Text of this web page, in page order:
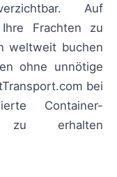
Auf
Frachten zu
weltweit buchen
ohne unnötige
bei
Container-
zu erhalten